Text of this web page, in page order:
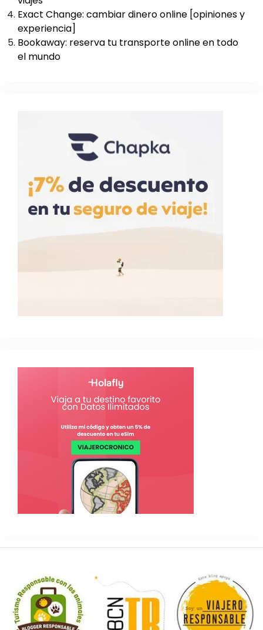
Exact Change: cambiar dinero online [opiniones y
experiencia]
Bookaway: reserva tu transporte online en todo
el mundo